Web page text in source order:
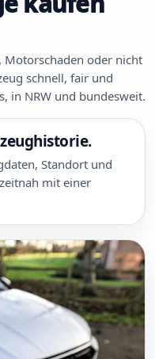
Motorschaden oder nicht
schnell, fair und
in NRW und bundesweit.
Standort und
mit einer